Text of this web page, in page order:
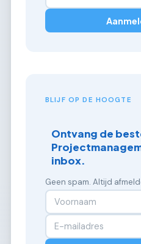
BLIJF OP DE HOOGTE
Ontvang de
inbox.
Geen spam. Altijd